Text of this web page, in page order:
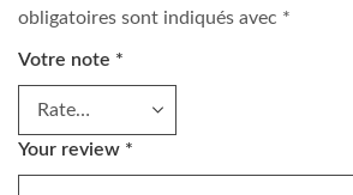
obligatoires sont indiqués avec *
Votre note *
Your review *